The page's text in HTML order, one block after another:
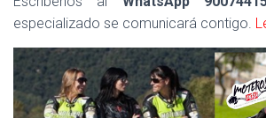
especializado se comunicará contigo.